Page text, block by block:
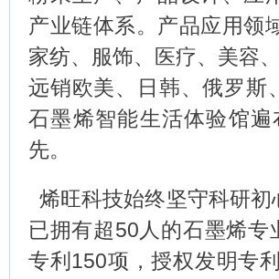
产业链体系。产品应用领
家纺、服饰、医疗、美容
远销欧美、日韩、俄罗斯
石墨烯智能生活体验馆
先。
烯旺科技始终坚守科研
已拥有超50人的石墨烯
专利150项，授权发明专